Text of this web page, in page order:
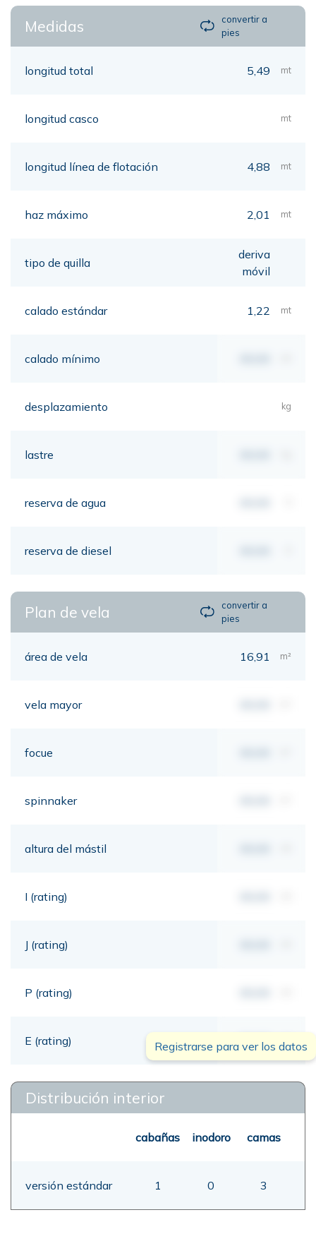
Medidas
convertir a
pies
longitud total 5,49 mt
longitud casco mt
longitud línea de flotación 4,88 mt
haz máximo 2,01 mt
tipo de quilla
deriva
móvil
calado estándar 1,22 mt
calado mínimo
desplazamiento kg
lastre
reserva de agua
reserva de diesel
Plan de vela
convertir a
pies
área de vela 16,91 m²
vela mayor
focue
spinnaker
altura del mástil
I (rating)
J (rating)
P (rating)
E (rating) 00,00 mt
Registrarse para ver los datos
Distribución interior
cabañas inodoro camas
versión estándar 1 0 3